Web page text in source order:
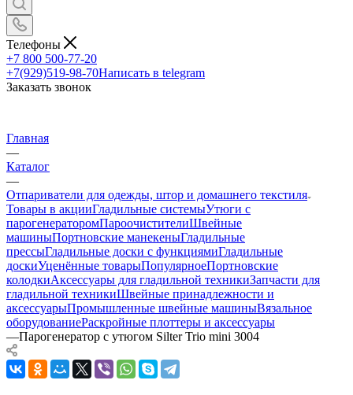
Телефоны
+7 800 500-77-20
+7(929)519-98-70Написать в telegram
Заказать звонок
Главная
—
Каталог
—
Отпариватели для одежды, штор и домашнего текстиля
Товары в акцииГладильные системыУтюги с
парогенераторомПароочистителиШвейные
машиныПортновские манекеныГладильные
прессыГладильные доски с функциямиГладильные
доскиУценённые товарыПопулярноеПортновские
колодкиАксессуары для гладильной техникиЗапчасти для
гладильной техникиШвейные принадлежности и
аксессуарыПромышленные швейные машиныВязальное
оборудованиеРаскройные плоттеры и аксессуары
—Парогенератор с утюгом Silter Trio mini 3004